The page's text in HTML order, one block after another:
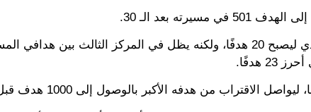
بعد الـ 30.
ورفع رونالدو عدد أهدافه هذا الموسم مع النصر في الدوري السعودي ليصبح 20 هدفًا، ولكنه يظل في المركز الثالث بين